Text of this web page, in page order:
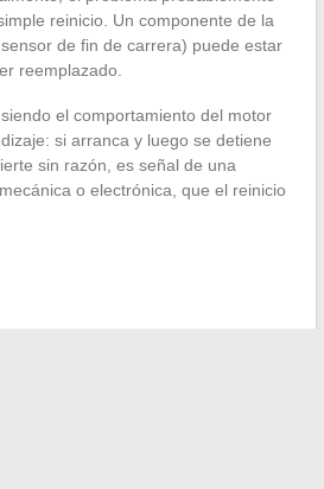
reinicio. Un componente de la
de fin de carrera) puede estar
reemplazado.
el comportamiento del motor
si arranca y luego se detiene
sin razón, es señal de una
o electrónica, que el reinicio